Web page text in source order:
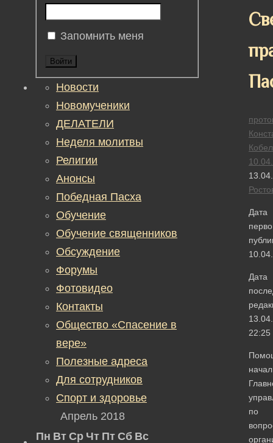
Дата
Дата
22:25
по
Запомнить меня
Войти
Новости
Новомученики
ДЕЛАТЕЛИ
Неделя молитвы
Религии
Анонсы
Победная Пасха
Обучение
Обучение священников
Обсуждение
Форумы
Фотовидео
Контакты
Общество «Спасение в
вере»
Полезные адреса
Для сотрудников
Спорт и здоровье
Апрель 2018
Пн Вт Ср Чт Пт Сб Вс